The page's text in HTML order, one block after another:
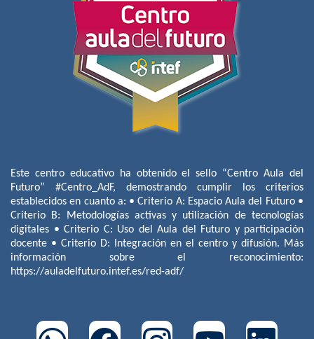
Este centro educativo ha obtenido el sello “Centro Aula del
Futuro” #Centro_AdF, demostrando cumplir los criterios
establecidos en cuanto a: • Criterio A: Espacio Aula del Futuro •
Criterio B: Metodologías activas y utilización de tecnologías
digitales • Criterio C: Uso del Aula del Futuro y participación
docente • Criterio D: Integración en el centro y difusión. Más
información sobre el reconocimiento:
https://auladelfuturo.intef.es/red-adf/